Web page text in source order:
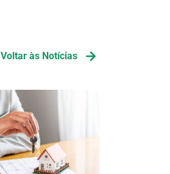
Voltar às Notícias